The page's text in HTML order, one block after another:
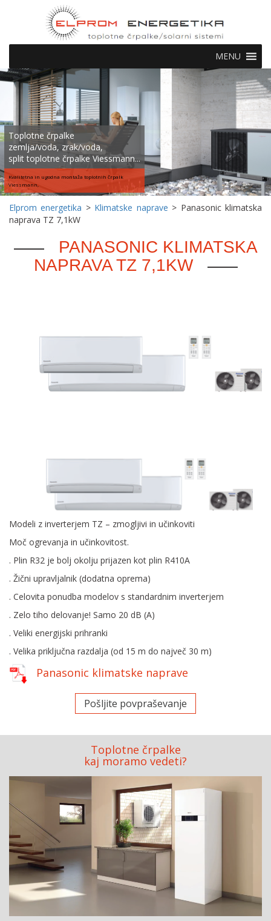
MENU
Toplotne črpalke
zemlja/voda, zrak/voda,
split toplotne črpalke Viessmann...
Kvalitetna in ugodna montaža toplotnih črpalk
Viessmann,
Elprom energetika > Klimatske naprave > Panasonic klimatska
naprava TZ 7,1kW
PANASONIC KLIMATSKA
NAPRAVA TZ 7,1KW
Modeli z inverterjem TZ – zmogljivi in učinkoviti
Moč ogrevanja in učinkovitost.
. Plin R32 je bolj okolju prijazen kot plin R410A
. Žični upravljalnik (dodatna oprema)
. Celovita ponudba modelov s standardnim inverterjem
. Zelo tiho delovanje! Samo 20 dB (A)
. Veliki energijski prihranki
. Velika priključna razdalja (od 15 m do največ 30 m)
Panasonic klimatske naprave
Pošljite povpraševanje
Toplotne črpalke
kaj moramo vedeti?